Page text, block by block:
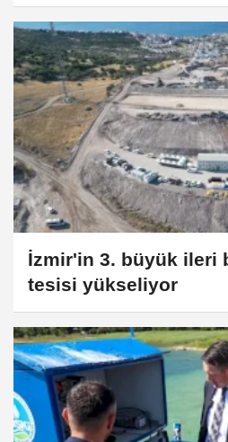
İzmir'in 3. büyük ileri
tesisi yükseliyor